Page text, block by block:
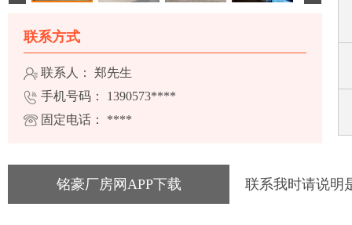
联系方式
联系人： 郑先生
手机号码： 1390573****
固定电话： ****
铭豪厂房网APP下载 联系我时请说明